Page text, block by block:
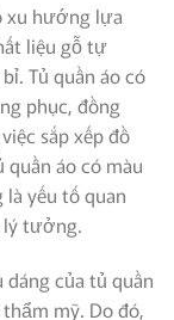
xu hướng lựa
liệu gỗ tự
Tủ quần áo có
phục, đồng
sắp xếp đồ
áo có màu
yếu tố quan
lý tưởng.
của tủ quần
mỹ. Do đó,